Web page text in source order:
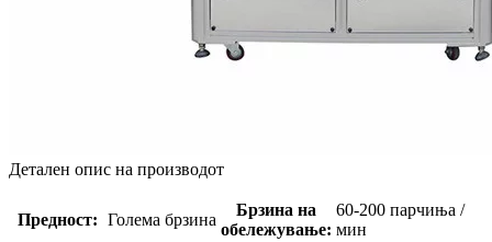
Детален опис на производот
Предност: Голема брзина
Брзина на
обележување:
60-200 парчиња /
мин